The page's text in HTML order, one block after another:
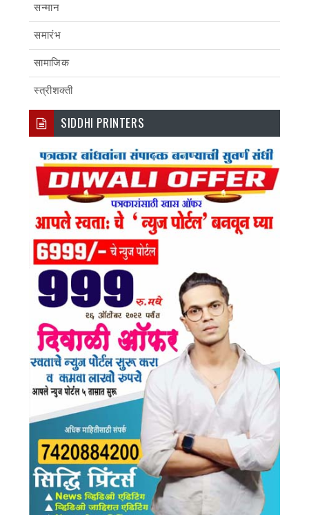
सन्मान
समारंभ
सामाजिक
स्त्रीशक्ती
SIDDHI PRINTERS